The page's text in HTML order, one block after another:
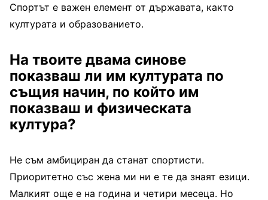
Спортът е важен елемент от държавата, както
културата и образованието.
На твоите двама синове
показваш ли им културата по
същия начин, по който им
показваш и физическата
култура?
Не съм амбициран да станат спортисти.
Приоритетно със жена ми ни е те да знаят езици.
Малкият още е на година и четири месеца. Но